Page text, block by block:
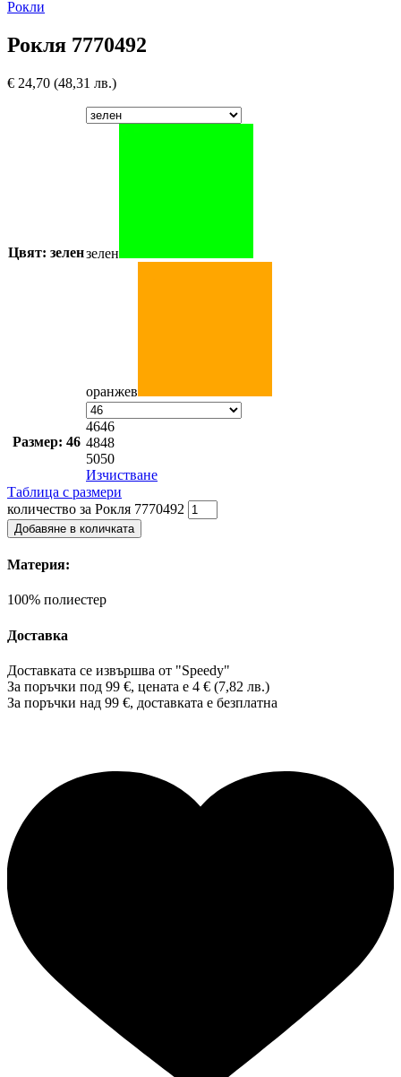
Рокли
Рокля 7770492
€ 24,70 (48,31 лв.)
Цвят: зелензелен
оранжев
Размер: 46
4646
4848
5050
Изчистване
Таблица с размери
количество за Рокля 7770492
Добавяне в количката
Материя:
100% полиестер
Доставка
Доставката се извършва от "Speedy"
За поръчки под 99 €, цената е 4 € (7,82 лв.)
За поръчки над 99 €, доставката е безплатна